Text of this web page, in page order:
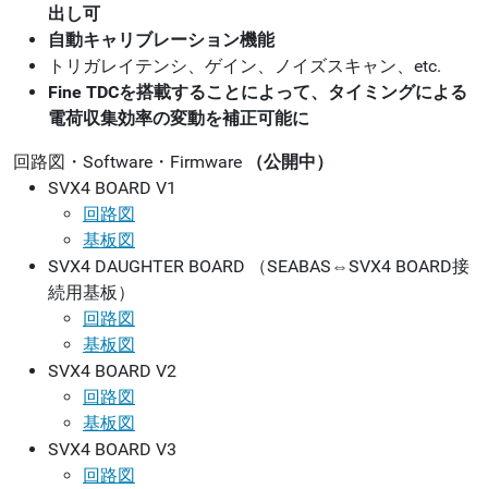
出し可
自動キャリブレーション機能
トリガレイテンシ、ゲイン、ノイズスキャン、etc.
Fine TDCを搭載することによって、タイミングによる
電荷収集効率の変動を補正可能に
回路図・Software・Firmware
（公開中）
SVX4 BOARD V1
回路図
基板図
SVX4 DAUGHTER BOARD （SEABAS⇔SVX4 BOARD接
続用基板）
回路図
基板図
SVX4 BOARD V2
回路図
基板図
SVX4 BOARD V3
回路図